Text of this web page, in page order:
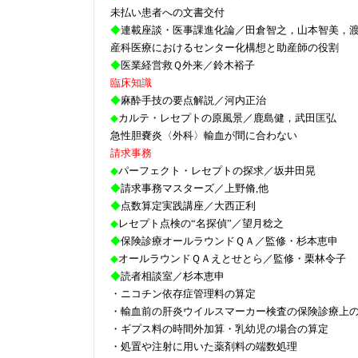
未払い患者への文書交付
◆連載座談・医事課進化論／田倉智之，山本智美，
産科医療におけるセンター化構想と助産師の役割
◆医業経営救Ｑ外来／鈴木裕子
臨床知識
◆麻酔手技の要点解説／河内正治
◆カルテ・レセプトの原風景／鹿島健，武田匡弘
急性胆嚢炎〈外科〉輸血が間に合わない
請求事務
◆パーフェクト・レセプトの探求／坂井田晃
◆請求事務マスターズ／上野脩,他
◆点数算定実践講座／大西正利
◆レセプト点検の“名探偵”／望月稔之
◆保険診療オールラウンドＱＡ／監修・杉本恵申
◆オールラウンドＱＡえとせとら／監修・栗林令子
◆読者相談室／杉本恵申
・ニコチン依存症管理料の算定
・輸血前の肝炎ウイルスマーカー検査の保険診療上
・ギプス料の時間外加算・乳幼児の場合の算定
・処置や注射に用いた薬剤料の端数処理